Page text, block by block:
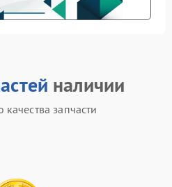
наличии
запчасти